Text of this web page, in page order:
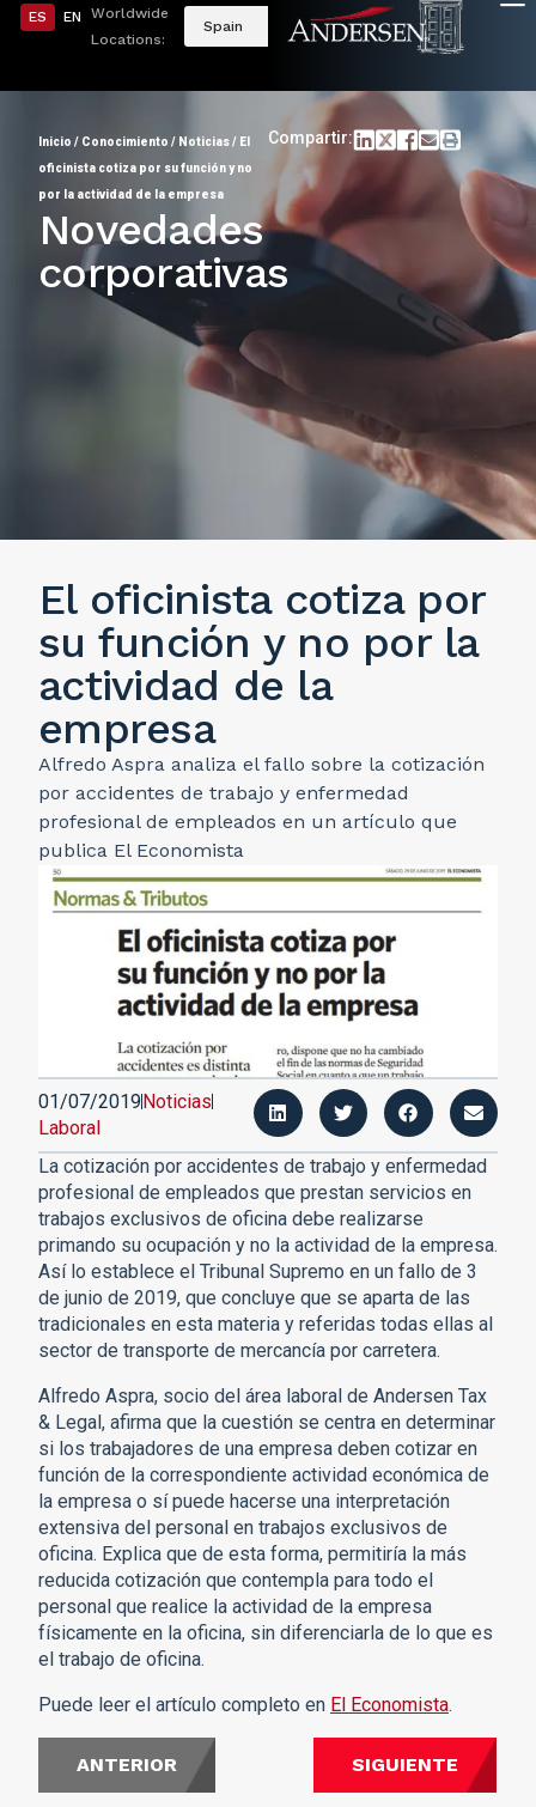
ES EN
Worldwide
Locations:
Spain
Inicio / Conocimiento / Noticias/ El
oficinista cotiza por su función y no
por la actividad de la empresa
Compartir:
Novedades
corporativas
El oficinista cotiza por
su función y no por la
actividad de la
empresa
Alfredo Aspra analiza el fallo sobre la cotización
por accidentes de trabajo y enfermedad
profesional de empleados en un artículo que
publica El Economista
01/07/2019Noticias
Laboral
La cotización por accidentes de trabajo y enfermedad
profesional de empleados que prestan servicios en
trabajos exclusivos de oficina debe realizarse
primando su ocupación y no la actividad de la empresa.
Así lo establece el Tribunal Supremo en un fallo de 3
de junio de 2019, que concluye que se aparta de las
tradicionales en esta materia y referidas todas ellas al
sector de transporte de mercancía por carretera.
Alfredo Aspra, socio del área laboral de Andersen Tax
& Legal, afirma que la cuestión se centra en determinar
si los trabajadores de una empresa deben cotizar en
función de la correspondiente actividad económica de
la empresa o sí puede hacerse una interpretación
extensiva del personal en trabajos exclusivos de
oficina. Explica que de esta forma, permitiría la más
reducida cotización que contempla para todo el
personal que realice la actividad de la empresa
físicamente en la oficina, sin diferenciarla de lo que es
el trabajo de oficina.
Puede leer el artículo completo en El Economista.
ANTERIOR SIGUIENTE